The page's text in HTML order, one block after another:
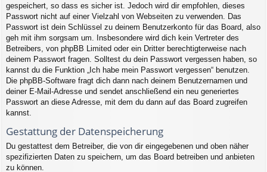
gespeichert, so dass es sicher ist. Jedoch wird dir empfohlen, dieses
Passwort nicht auf einer Vielzahl von Webseiten zu verwenden. Das
Passwort ist dein Schlüssel zu deinem Benutzerkonto für das Board, also
geh mit ihm sorgsam um. Insbesondere wird dich kein Vertreter des
Betreibers, von phpBB Limited oder ein Dritter berechtigterweise nach
deinem Passwort fragen. Solltest du dein Passwort vergessen haben, so
kannst du die Funktion „Ich habe mein Passwort vergessen“ benutzen.
Die phpBB-Software fragt dich dann nach deinem Benutzernamen und
deiner E-Mail-Adresse und sendet anschließend ein neu generiertes
Passwort an diese Adresse, mit dem du dann auf das Board zugreifen
kannst.
Gestattung der Datenspeicherung
Du gestattest dem Betreiber, die von dir eingegebenen und oben näher
spezifizierten Daten zu speichern, um das Board betreiben und anbieten
zu können.